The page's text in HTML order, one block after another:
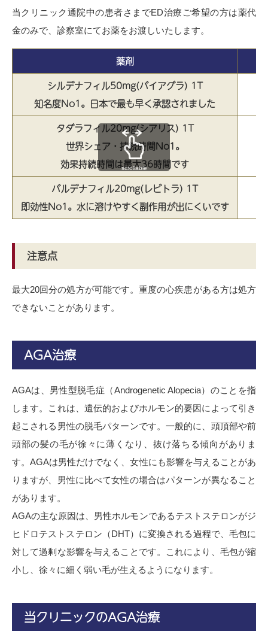
当クリニック通院中の患者さまでED治療ご希望の方は薬代
金のみで、診察室にてお薬をお渡しいたします。
薬剤
シルデナフィル50mg(バイアグラ) 1T
知名度No1。日本で最も早く承認されました
タダラフィル20mg(シアリス) 1T
世界シェア・持続時間No1。
効果持続時間は最大36時間です
バルデナフィル20mg(レビトラ) 1T
即効性No1。水に溶けやすく副作用が出にくいです
scrollable
注意点
最大20回分の処方が可能です。重度の心疾患がある方は処方
できないことがあります。
AGA治療
AGAは、男性型脱毛症（Androgenetic Alopecia）のことを指
します。これは、遺伝的およびホルモン的要因によって引き
起こされる男性の脱毛パターンです。一般的に、頭頂部や前
頭部の髪の毛が徐々に薄くなり、抜け落ちる傾向がありま
す。AGAは男性だけでなく、女性にも影響を与えることがあ
りますが、男性に比べて女性の場合はパターンが異なること
があります。
AGAの主な原因は、男性ホルモンであるテストステロンがジ
ヒドロテストステロン（DHT）に変換される過程で、毛包に
対して過剰な影響を与えることです。これにより、毛包が縮
小し、徐々に細く弱い毛が生えるようになります。
当クリニックのAGA治療